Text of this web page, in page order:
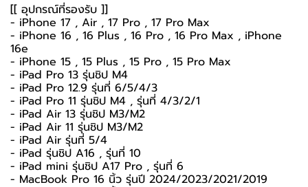
[[ อุปกรณ์ที่รองรับ ]]
- iPhone 17 , Air , 17 Pro , 17 Pro Max
- iPhone 16 , 16 Plus , 16 Pro , 16 Pro Max , iPhone
16e
- iPhone 15 , 15 Plus , 15 Pro , 15 Pro Max
- iPad Pro 13 รุ่นชิป M4
- iPad Pro 12.9 รุ่นที่ 6/5/4/3
- iPad Pro 11 รุ่นชิป M4 , รุ่นที่ 4/3/2/1
- iPad Air 13 รุ่นชิป M3/M2
- iPad Air 11 รุ่นชิป M3/M2
- iPad Air รุ่นที่ 5/4
- iPad รุ่นชิป A16 , รุ่นที่ 10
- iPad mini รุ่นชิป A17 Pro , รุ่นที่ 6
- MacBook Pro 16 นิ้ว รุ่นปี 2024/2023/2021/2019